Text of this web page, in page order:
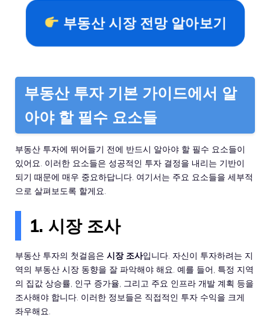
부동산 시장 전망 알아보기
부동산 투자 기본 가이드에서 알
아야 할 필수 요소들
부동산 투자에 뛰어들기 전에 반드시 알아야 할 필수 요소들이
있어요. 이러한 요소들은 성공적인 투자 결정을 내리는 기반이
되기 때문에 매우 중요하답니다. 여기서는 주요 요소들을 세부적
으로 살펴보도록 할게요.
1. 시장 조사
부동산 투자의 첫걸음은 시장 조사입니다. 자신이 투자하려는 지
역의 부동산 시장 동향을 잘 파악해야 해요. 예를 들어, 특정 지역
의 집값 상승률, 인구 증가율, 그리고 주요 인프라 개발 계획 등을
조사해야 합니다. 이러한 정보들은 직접적인 투자 수익을 크게
좌우해요.